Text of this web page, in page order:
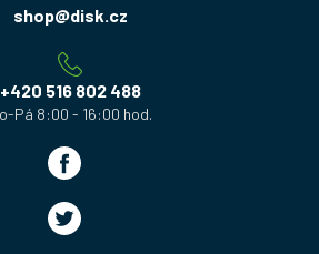
shop@disk.cz
+420 516 802 488